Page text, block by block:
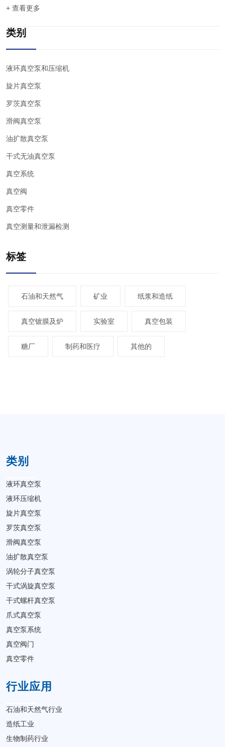
+ 查看更多
类别
液环真空泵和压缩机
旋片真空泵
罗茨真空泵
滑阀真空泵
油扩散真空泵
干式无油真空泵
真空系统
真空阀
真空零件
真空测量和泄漏检测
标签
石油和天然气 矿业 纸浆和造纸
真空镀膜及炉 实验室 真空包装
糖厂 制药和医疗 其他的
类别
液环真空泵
液环压缩机
旋片真空泵
罗茨真空泵
滑阀真空泵
油扩散真空泵
涡轮分子真空泵
干式涡旋真空泵
干式螺杆真空泵
爪式真空泵
真空泵系统
真空阀门
真空零件
行业应用
石油和天然气行业
造纸工业
生物制药行业